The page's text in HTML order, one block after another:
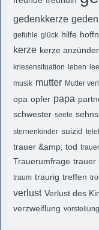
gedenkkerze
gefühle glück hilfe
kerze kerze
kriesensituation leben
musik mutter Mutter
opa opfer papa
schwester seele
sternenkinder suizid
trauer &amp; tod
Trauerumfrage trauer
traum traurig treffen
verlust Verlust des
verzweiflung vorstellung